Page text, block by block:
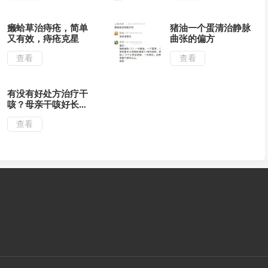
癞蛤草治痔疮，简单
又有效，痔疮克星
查看
猪油一个蛋清治静脉
曲张的偏方
查看
有没有好处方治疗干
咳？母亲干咳好长时
间了，药用了不少都
不见效
查看